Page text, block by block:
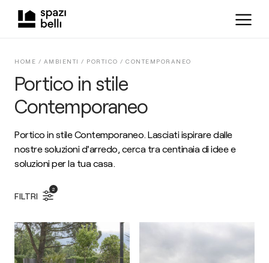
Portico in stile
Contemporaneo
HOME / AMBIENTI / PORTICO / CONTEMPORANEO
Portico in stile Contemporaneo. Lasciati ispirare dalle
nostre soluzioni d'arredo, cerca tra centinaia di idee e
soluzioni per la tua casa.
FILTRI
2